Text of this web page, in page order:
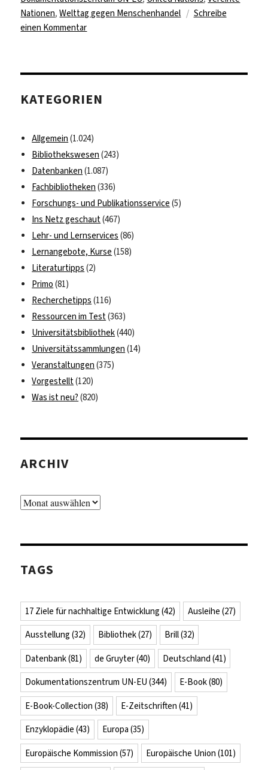
Nationen,Welttag gegen Menschenhandel
Schreibe
einen Kommentarzu
Menschenhandel
KATEGORIEN
Allgemein (1.024)
Bibliothekswesen (243)
Datenbanken (1.087)
Fachbibliotheken (336)
Forschungs- und Publikationsservice (5)
Ins Netz geschaut(467)
Lehr- und Lernservices (86)
Lernangebote, Kurse (158)
Literaturtipps (2)
Primo (81)
Recherchetipps (116)
Ressourcen im Test(363)
Universitätsbibliothek(440)
Universitätssammlungen (14)
Veranstaltungen (375)
Vorgestellt(120)
Was ist neu? (820)
ARCHIV
Archiv
TAGS
17 Ziele für nachhaltige Entwicklung (42) Ausleihe (27)
Ausstellung (32) Bibliothek(27) Brill(32)
Datenbank(81) de Gruyter(40) Deutschland (41)
Dokumentationszentrum UN-EU (344) E-Book(80)
E-Book-Collection (38) E-Zeitschriften (41)
Enzyklopädie (43) Europa (35)
Europäische Kommission (57) Europäische Union (101)